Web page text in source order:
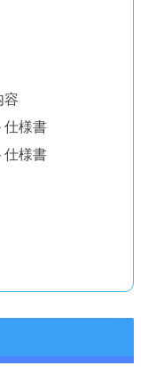
容
仕様書
仕様書